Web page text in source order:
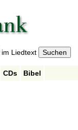
im Liedtext
CDs
Bibel